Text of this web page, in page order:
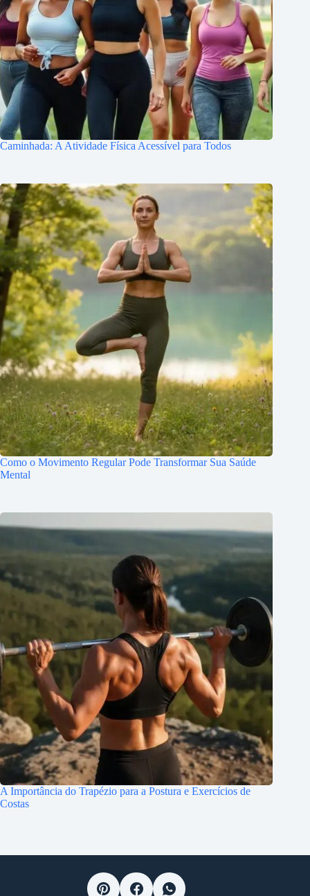
Caminhada: A Atividade Física Acessível para Todos
Como o Movimento Regular Pode Transformar Sua Saúde
Mental
A Importância do Trapézio para a Postura e Exercícios de
Costas